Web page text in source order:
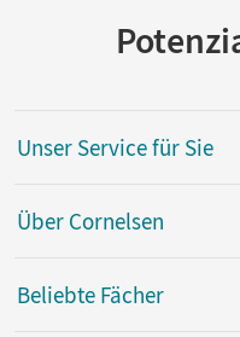
Unser Service für Sie
Über Cornelsen
Beliebte Fächer